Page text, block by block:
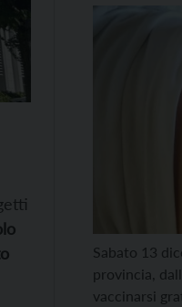
Sabato 13
provincia,
vaccinarsi